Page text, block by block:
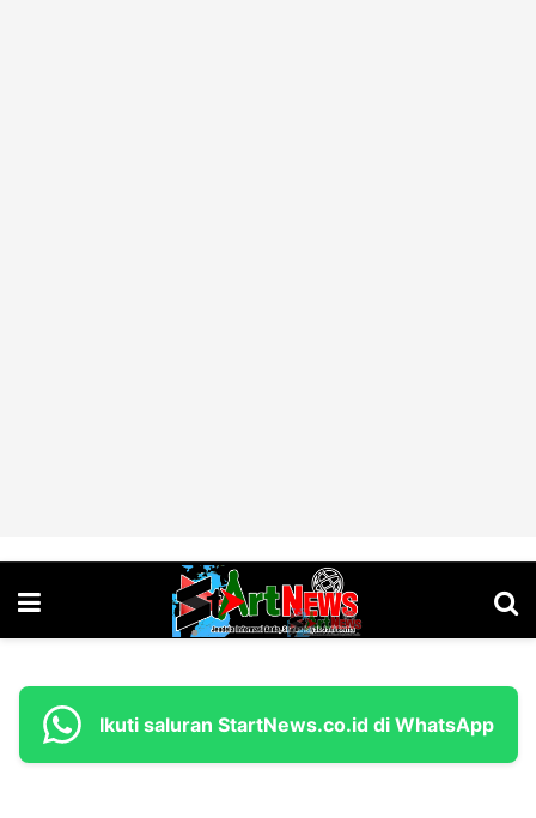
Ikuti saluran StartNews.co.id di WhatsApp